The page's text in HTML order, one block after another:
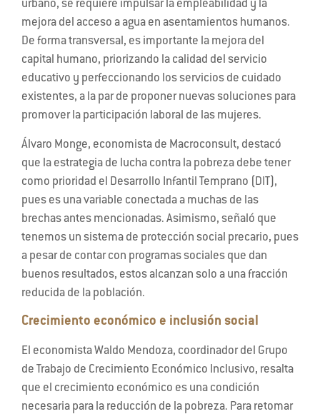
urbano, se requiere impulsar la empleabilidad y la
mejora del acceso a agua en asentamientos humanos.
De forma transversal, es importante la mejora del
capital humano, priorizando la calidad del servicio
educativo y perfeccionando los servicios de cuidado
existentes, a la par de proponer nuevas soluciones para
promover la participación laboral de las mujeres.
Álvaro Monge, economista de Macroconsult, destacó
que la estrategia de lucha contra la pobreza debe tener
como prioridad el Desarrollo Infantil Temprano (DIT),
pues es una variable conectada a muchas de las
brechas antes mencionadas. Asimismo, señaló que
tenemos un sistema de protección social precario, pues
a pesar de contar con programas sociales que dan
buenos resultados, estos alcanzan solo a una fracción
reducida de la población.
Crecimiento económico e inclusión social
El economista Waldo Mendoza, coordinador del Grupo
de Trabajo de Crecimiento Económico Inclusivo, resalta
que el crecimiento económico es una condición
necesaria para la reducción de la pobreza. Para retomar